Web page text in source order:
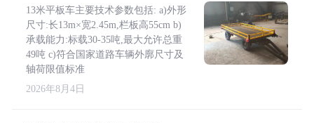
13米平板车主要技术参数包括: a)外形
尺寸:长13m×宽2.45m,栏板高55cm b)
承载能力:标载30-35吨,最大允许总重
49吨 c)符合国家道路车辆外廓尺寸及
轴荷限值标准
2026年8月4日